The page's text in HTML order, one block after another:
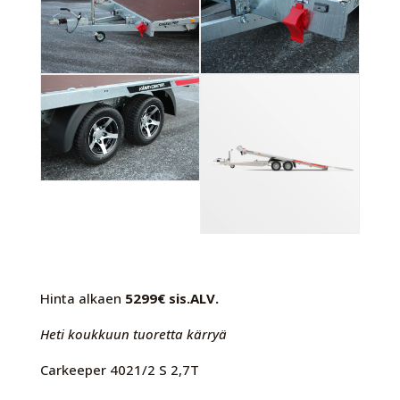
Hinta alkaen 5299€ sis.ALV.
Heti koukkuun tuoretta kärryä
Carkeeper 4021/2 S 2,7T